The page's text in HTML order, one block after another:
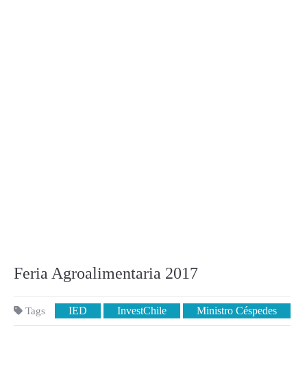
Feria Agroalimentaria 2017
Tags IED InvestChile Ministro Céspedes